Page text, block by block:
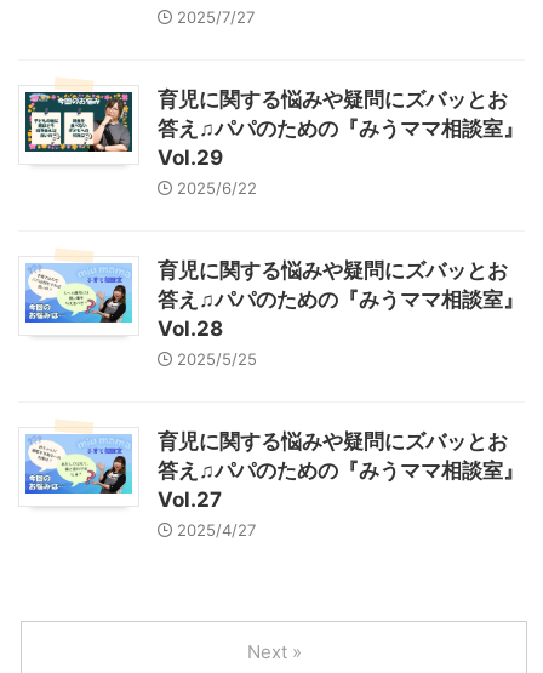
2025/7/27
育児に関する悩みや疑問にズバッとお
答え♫パパのための『みうママ相談室』
Vol.29
2025/6/22
育児に関する悩みや疑問にズバッとお
答え♫パパのための『みうママ相談室』
Vol.28
2025/5/25
育児に関する悩みや疑問にズバッとお
答え♫パパのための『みうママ相談室』
Vol.27
2025/4/27
Next »